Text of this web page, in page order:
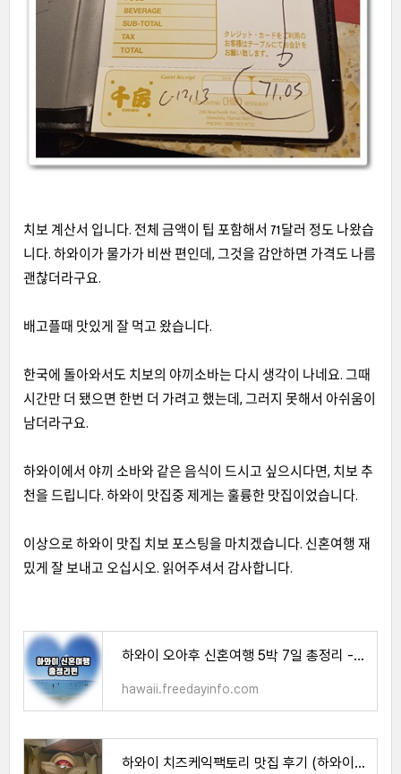
치보 계산서 입니다. 전체 금액이 팁 포함해서 71달러 정도 나왔습
니다. 하와이가 물가가 비싼 편인데 , 그것을 감안하면 가격도 나름
괜찮더라구요.
배고플때 맛있게 잘 먹고 왔습니다.
한국에 돌아와서도 치보의 야끼소바는 다시 생각이 나네요. 그때
시간만 더 됐으면 한번 더 가려고 했는데 , 그러지 못해서 아쉬움이
남더라구요.
하와이에서 야끼 소바와 같은 음식이 드시고 싶으시다면, 치보 추
천을 드립니다. 하와이 맛집중 제게는 훌륭한 맛집이었습니다.
이상으로 하와이 맛집 치보 포스팅을 마치겠습니다. 신혼여행 재
밌게 잘 보내고 오십시오. 읽어주셔서 감사합니다.
하와이 오아후 신혼여행 5박 7일 총정리 - 한방에 확인하기
hawaii.freedayinfo.com
하와이 치즈케익팩토리 맛집 후기 (하와이 신혼여행 맛집)